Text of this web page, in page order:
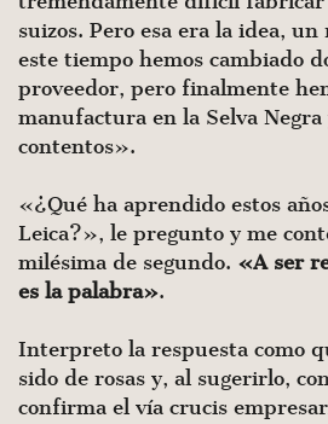
suizos. Pero esa era la idea,
este tiempo hemos cambiado
proveedor, pero finalmente
manufactura en la Selva Negra
contentos».
«¿Qué ha aprendido estos
Leica?», le pregunto y me
milésima de segundo. «A ser
es la palabra».
Interpreto la respuesta como
sido de rosas y, al sugerirlo,
confirma el vía crucis